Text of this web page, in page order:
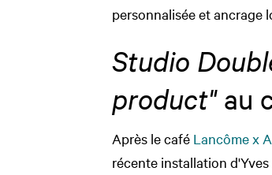
personnalisée et ancrage
Studio
product"au
Après le café Lancôme x
récente installation